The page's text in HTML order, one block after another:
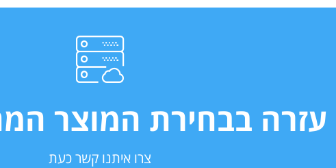
עזרה בבחירת המוצר
צרו איתנו קשר כעת